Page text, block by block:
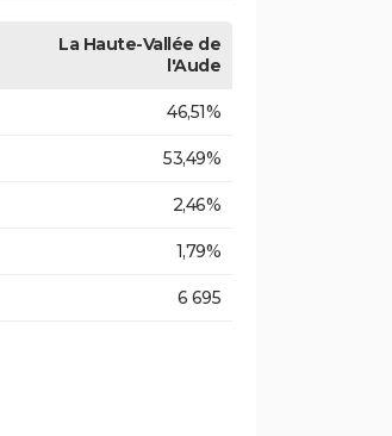
La Haute-Vallée de
l'Aude
46,51%
53,49%
2,46%
1,79%
6 695